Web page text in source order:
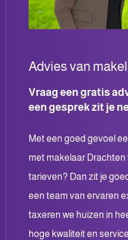
Advies van
Vraag een gratis
een gesprek zit je
Met een goed gevoel
met makelaar
tarieven? Dan zit je
een team van ervaren
taxeren we huizen in
hoge kwaliteit en